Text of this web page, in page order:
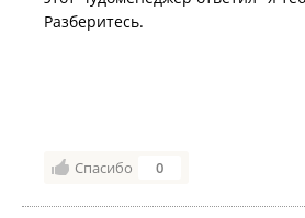
Разберитесь.
Спасибо 0